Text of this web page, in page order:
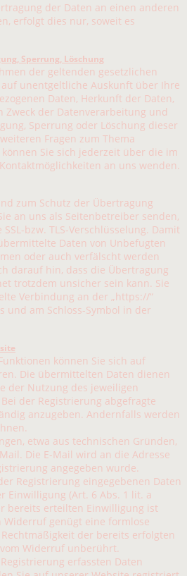
der Daten an einen anderen
erfolgt dies nur, soweit es
Sperrung, Löschung
der geltenden gesetzlichen
unentgeltliche Auskunft über Ihre
Daten, Herkunft der Daten,
Zweck der Datenverarbeitung und
Sperrung oder Löschung dieser
Fragen zum Thema
Sie sich jederzeit über die im
an uns wenden.
zum Schutz der Übertragung
an uns als Seitenbetreiber senden,
bzw. TLS-Verschlüsselung. Damit
Daten von Unbefugten
oder auch verfälscht werden
darauf hin, dass die Übertragung
trotzdem unsicher sein kann. Sie
Verbindung an der „https://“
und am Schloss-Symbol in der
können Sie sich auf
Die übermittelten Daten dienen
der Nutzung des jeweiligen
der Registrierung abgefragte
anzugeben. Andernfalls werden
etwa aus technischen Gründen,
Die E-Mail wird an die Adresse
angegeben wurde.
Registrierung eingegebenen Daten
Einwilligung (Art. 6 Abs. 1 lit. a
bereits erteilten Einwilligung ist
genügt eine formlose
der bereits erfolgten
Widerruf unberührt.
erfassten Daten